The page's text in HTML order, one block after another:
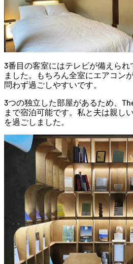
3番目の客室にはテレビが備えら
ました。もちろん全室にエアコン
問わず過ごしやすいです。
3つの独立した部屋があるため、
まで宿泊可能です。私と夫は親し
を過ごしました。